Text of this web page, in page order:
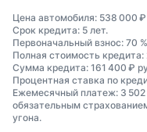
Цена автомобиля: 538 000
Срок кредита: 5 лет.
Первоначальный взнос: 70
Полная стоимость кредита:
Сумма кредита: 161 400 ₽
Процентная ставка по
Ежемесячный платеж: 3 502
обязательным
угона.